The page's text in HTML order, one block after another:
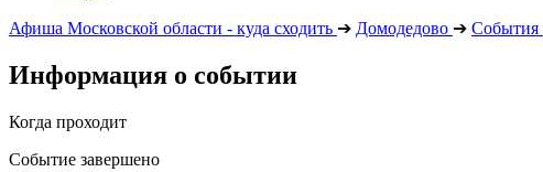
Афиша Московской области - куда сходить ➔ Домодедово ➔ События
Информация о событии
Когда проходит
Событие завершено